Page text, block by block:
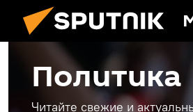
Политика
Читайте свежие и